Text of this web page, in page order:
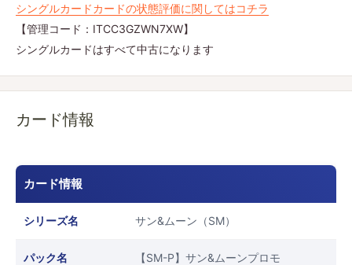
シングルカードカードの状態評価に関してはコチラ
【管理コード：ITCC3GZWN7XW】
シングルカードはすべて中古になります
カード情報
カード情報
シリーズ名 サン&ムーン（SM）
パック名 【SM-P】サン&ムーンプロモ